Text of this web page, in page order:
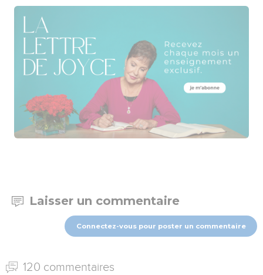
Laisser un commentaire
Connectez-vous pour poster un commentaire
120 commentaires